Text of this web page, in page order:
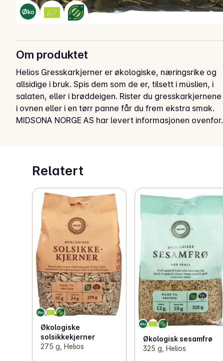
Om produktet
Helios Gresskarkjerner er økologiske, næringsrike og
allsidige i bruk. Spis dem som de er, tilsett i müslien, i
salaten, eller i brøddeigen. Rister du gresskarkjernene
i ovnen eller i en tørr panne får du frem ekstra smak.
MIDSONA NORGE AS har levert informasjonen ovenfor.
Relatert
Økologiske
solsikkekjerner
275 g, Helios
Økologisk sesamfrø
325 g, Helios